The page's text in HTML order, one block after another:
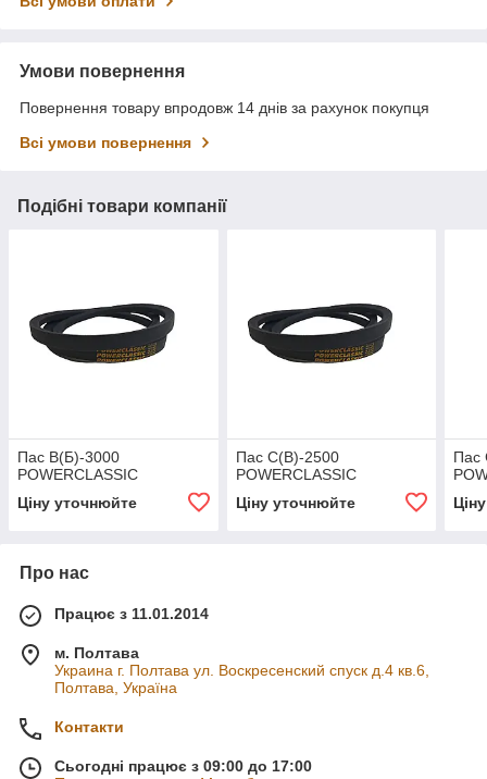
Умови повернення
Повернення товару впродовж 14 днів за рахунок покупця
Всі умови повернення
Подібні товари компанії
Пас В(Б)-3000
POWERCLASSIC
Ціну уточнюйте
Пас С(В)-2500
POWERCLASSIC
Ціну уточнюйте
Пас
Про нас
Працює з 11.01.2014
м. Полтава
Украина г. Полтава ул. Воскресенский спуск д.4 кв.6,
Полтава, Україна
Контакти
Сьогодні працює з 09:00 до 17:00